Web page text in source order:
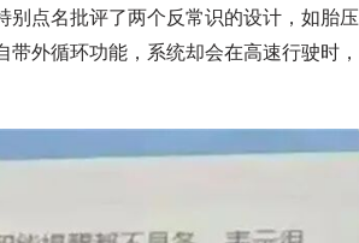
点名批评了两个反常识的设计，如胎压
外循环功能，系统却会在高速行驶时，